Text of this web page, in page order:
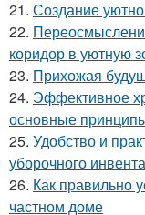
21. Создание
22.
коридор в уютную
23. Прихожая
24. Эффективное
основные
25. Удобство и
уборочного
26. Как правильно
частном доме